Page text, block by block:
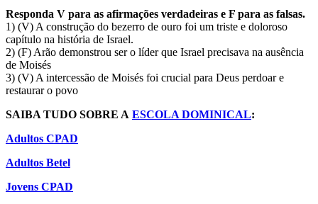
Responda V para as afirmações verdadeiras e F para as falsas.
1) (V) A construção do bezerro de ouro foi um triste e doloroso
capítulo na história de Israel.
2) (F) Arão demonstrou ser o líder que Israel precisava na ausência
de Moisés
3) (V) A intercessão de Moisés foi crucial para Deus perdoar e
restaurar o povo
SAIBA TUDO SOBRE A ESCOLA DOMINICAL:
Adultos CPAD
Adultos Betel
Jovens CPAD